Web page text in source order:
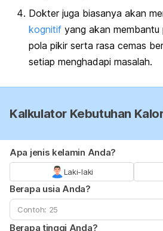
Dokter juga biasanya akan
kognitif yang akan membantu
pola pikir serta rasa cemas
setiap menghadapi masalah.
Kalkulator Kebutuhan
Apa jenis kelamin Anda?
Laki-laki
Berapa usia Anda?
Berapa tinggi Anda?